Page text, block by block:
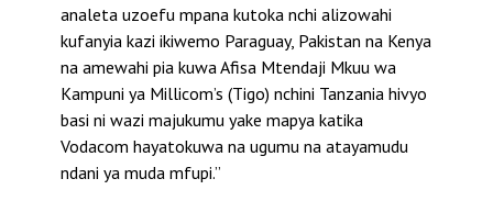
analeta uzoefu mpana kutoka nchi alizowahi
kufanyia kazi ikiwemo Paraguay, Pakistan na Kenya
na amewahi pia kuwa Afisa Mtendaji Mkuu wa
Kampuni ya Millicom’s (Tigo) nchini Tanzania hivyo
basi ni wazi majukumu yake mapya katika
Vodacom hayatokuwa na ugumu na atayamudu
ndani ya muda mfupi.”